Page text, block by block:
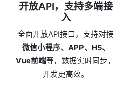
开放API，支持多端接
入
全面开放API接口，支持对接
微信小程序、APP、H5、
Vue前端等，数据实时同步，
开发更高效。